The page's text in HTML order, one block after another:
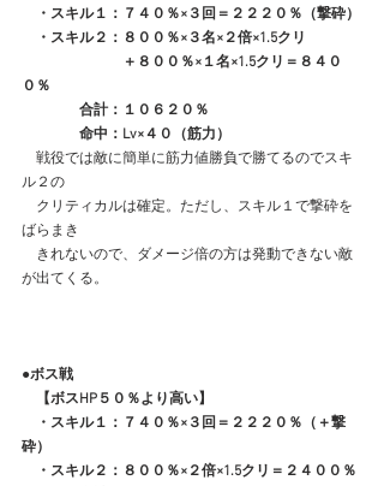
・スキル１：７４０％×３回＝２２２０％（撃砕）
・スキル２：８００％×３名×２倍×1.5クリ
＋８００％×１名×1.5クリ＝８４０
０％
合計：１０６２０％
命中：Lv×４０（筋力）
戦役では敵に簡単に筋力値勝負で勝てるのでスキ
ル２の
クリティカルは確定。ただし、スキル１で撃砕を
ばらまき
きれないので、ダメージ倍の方は発動できない敵
が出てくる。
●ボス戦
【ボスHP５０％より高い】
・スキル１：７４０％×３回＝２２２０％（＋撃
砕）
・スキル２：８００％×２倍×1.5クリ＝２４００％